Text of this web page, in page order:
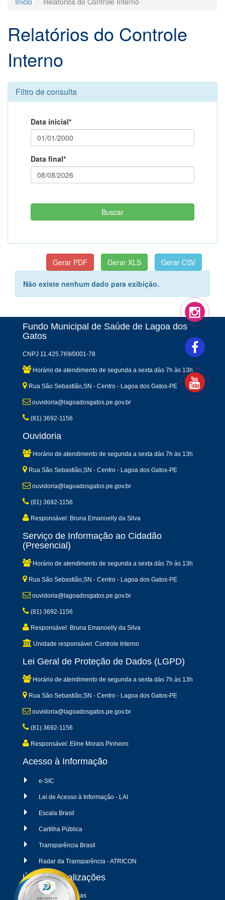
Relatórios do Controle
Interno
Filtro de consulta
Data inicial*
Data final*
Não existe nenhum dado para exibição.
Fundo Municipal de Saúde de Lagoa dos
Gatos
CNPJ 11.425.769/0001-78
Horário de atendimento de segunda a sexta dàs 7h às 13h
Rua São Sebastião,SN - Centro - Lagoa dos Gatos-PE
ouvidoria@lagoadosgatos.pe.gov.br
(81) 3692-1156
Ouvidoria
Horário de atendimento de segunda a sexta dàs 7h às 13h
Rua São Sebastião,SN - Centro - Lagoa dos Gatos-PE
ouvidoria@lagoadosgatos.pe.gov.br
(81) 3692-1156
Responsável: Bruna Emanoelly da Silva
Serviço de Informação ao Cidadão
(Presencial)
Horário de atendimento de segunda a sexta dàs 7h às 13h
Rua São Sebastião,SN - Centro - Lagoa dos Gatos-PE
ouvidoria@lagoadosgatos.pe.gov.br
(81) 3692-1156
Responsável: Bruna Emanoelly da Silva
Unidade responsável: Controle Interno
Lei Geral de Proteção de Dados (LGPD)
Horário de atendimento de segunda a sexta dàs 7h às 13h
Rua São Sebastião,SN - Centro - Lagoa dos Gatos-PE
ouvidoria@lagoadosgatos.pe.gov.br
(81) 3692-1156
Responsável: Eline Morais Pinheiro
Acesso à Informação
e-SIC
Lei de Acesso à Informação - LAI
Escala Brasil
Cartilha Pública
Transparência Brasil
Radar da Transparência - ATRICON
Últimas atualizações
04/08/2026 - Despesas